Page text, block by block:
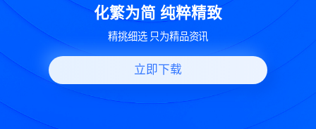
致 世界变化 热问一下
好问题好回答 多元视角看问题
立即下载